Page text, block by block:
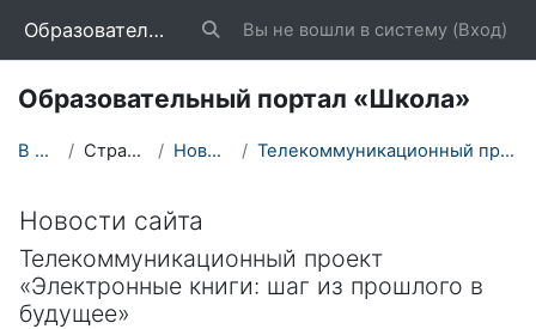
Образовательный портал «Школа» Изменить данные поисковой строки
Вы не вошли в систему (Вход)
Образовательный портал «Школа»
В начало Страницы сайта Новости сайта Телекоммуникационный проект «Электронные книги: ша...
Новости сайта
Телекоммуникационный проект
«Электронные книги: шаг из прошлого в
будущее»